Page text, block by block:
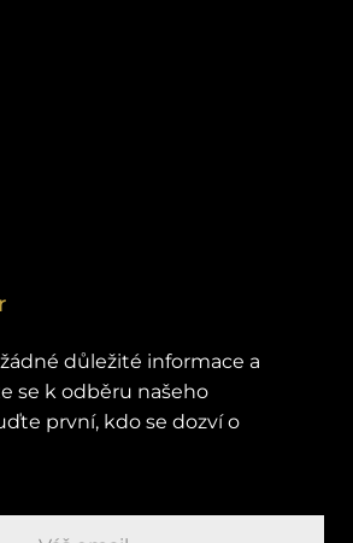
důležité informace a
se k odběru našeho
první, kdo se dozví o